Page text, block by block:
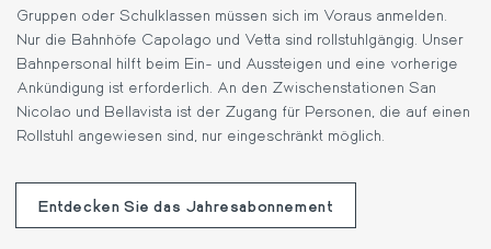
Gruppen oder Schulklassen müssen sich im Voraus anmelden.
Nur die Bahnhöfe Capolago und Vetta sind rollstuhlgängig. Unser
Bahnpersonal hilft beim Ein- und Aussteigen und eine vorherige
Ankündigung ist erforderlich. An den Zwischenstationen San
Nicolao und Bellavista ist der Zugang für Personen, die auf einen
Rollstuhl angewiesen sind, nur eingeschränkt möglich.
Entdecken Sie das Jahresabonnement